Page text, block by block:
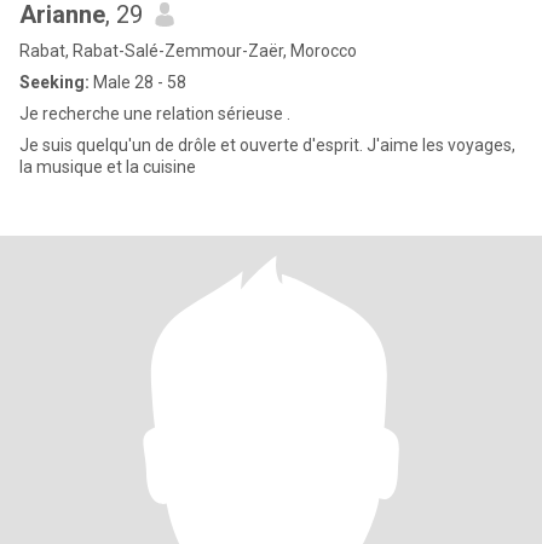
Arianne, 29
Rabat, Rabat-Salé-Zemmour-Zaër, Morocco
Seeking: Male 28 - 58
Je recherche une relation sérieuse .
Je suis quelqu'un de drôle et ouverte d'esprit. J'aime les voyages,
la musique et la cuisine